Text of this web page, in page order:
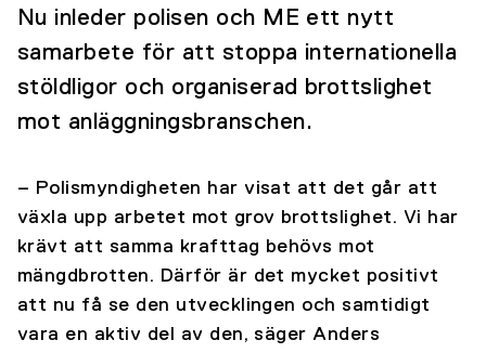
Nu inleder polisen och ME ett nytt
samarbete för att stoppa internationella
stöldligor och organiserad brottslighet
mot anläggningsbranschen.
– Polismyndigheten har visat att det går att
växla upp arbetet mot grov brottslighet. Vi har
krävt att samma krafttag behövs mot
mängdbrotten. Därför är det mycket positivt
att nu få se den utvecklingen och samtidigt
vara en aktiv del av den, säger Anders